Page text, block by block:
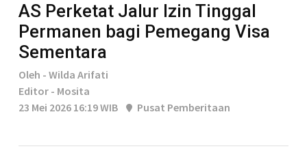
AS Perketat Jalur Izin Tinggal
Permanen bagi Pemegang Visa
Sementara
Oleh - Wilda Arifati
Editor - Mosita
23 Mei 2026 16:19 WIB
Pusat Pemberitaan